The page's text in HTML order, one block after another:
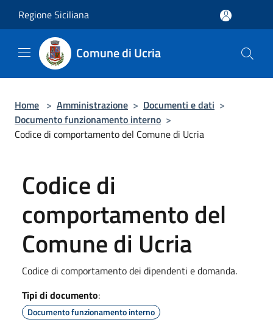
Regione Siciliana
Comune di Ucria
Home > Amministrazione > Documenti e dati >
Documento funzionamento interno >
Codice di comportamento del Comune di Ucria
Codice di
comportamento del
Comune di Ucria
Codice di comportamento dei dipendenti e domanda.
Tipi di documento:
Documento funzionamento interno